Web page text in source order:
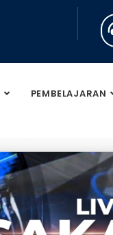
PEMBELAJARAN